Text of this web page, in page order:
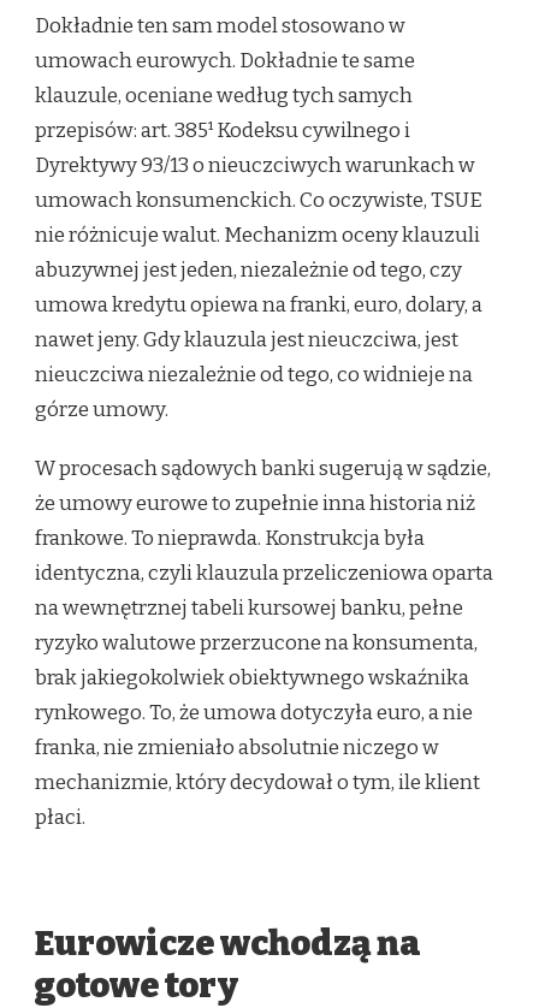
Dokładnie ten sam model stosowano w
umowach eurowych. Dokładnie te same
klauzule, oceniane według tych samych
przepisów: art. 385¹ Kodeksu cywilnego i
Dyrektywy 93/13 o nieuczciwych warunkach w
umowach konsumenckich. Co oczywiste, TSUE
nie różnicuje walut. Mechanizm oceny klauzuli
abuzywnej jest jeden, niezależnie od tego, czy
umowa kredytu opiewa na franki, euro, dolary, a
nawet jeny. Gdy klauzula jest nieuczciwa, jest
nieuczciwa niezależnie od tego, co widnieje na
górze umowy.
W procesach sądowych banki sugerują w sądzie,
że umowy eurowe to zupełnie inna historia niż
frankowe. To nieprawda. Konstrukcja była
identyczna, czyli klauzula przeliczeniowa oparta
na wewnętrznej tabeli kursowej banku, pełne
ryzyko walutowe przerzucone na konsumenta,
brak jakiegokolwiek obiektywnego wskaźnika
rynkowego. To, że umowa dotyczyła euro, a nie
franka, nie zmieniało absolutnie niczego w
mechanizmie, który decydował o tym, ile klient
płaci.
Eurowicze wchodzą na
gotowe tory